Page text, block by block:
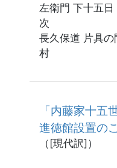
左衛門 下十五
次 ,御先
長久保道
「内藤家十五
進徳館設置のこ
（[現代訳]）